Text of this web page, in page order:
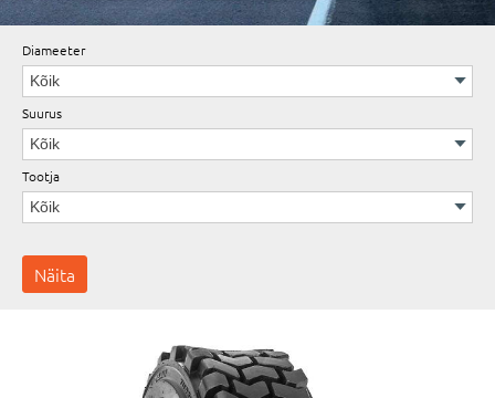
Tööstus ja põllumajandus
Veljed
Diameeter
Suurus
Tootja